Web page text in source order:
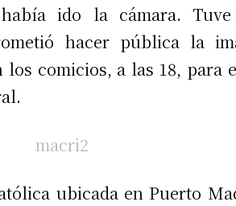
ido la cámara.
hacer pública la
comicios, a las 18, para
ubicada en Puerto